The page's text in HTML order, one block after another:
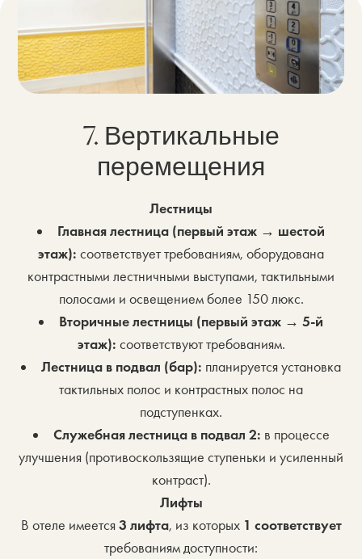
7. Вертикальные
перемещения
Лестницы
Главная лестница (первый этаж → шестой
этаж): соответствует требованиям, оборудована
контрастными лестничными выступами, тактильными
полосами и освещением более 150 люкс.
Вторичные лестницы (первый этаж → 5-й
этаж): соответствуют требованиям.
Лестница в подвал (бар): планируется установка
тактильных полос и контрастных полос на
подступенках.
Служебная лестница в подвал 2: в процессе
улучшения (противоскользящие ступеньки и усиленный
контраст).
Лифты
В отеле имеется3 лифта, из которых 1 соответствует
требованиям доступности: